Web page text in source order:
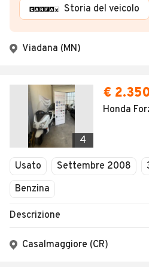
Storia del veicolo
Viadana (MN)
4
€
Honda
Usato Settembre 2008
Benzina
Descrizione
Casalmaggiore (CR)